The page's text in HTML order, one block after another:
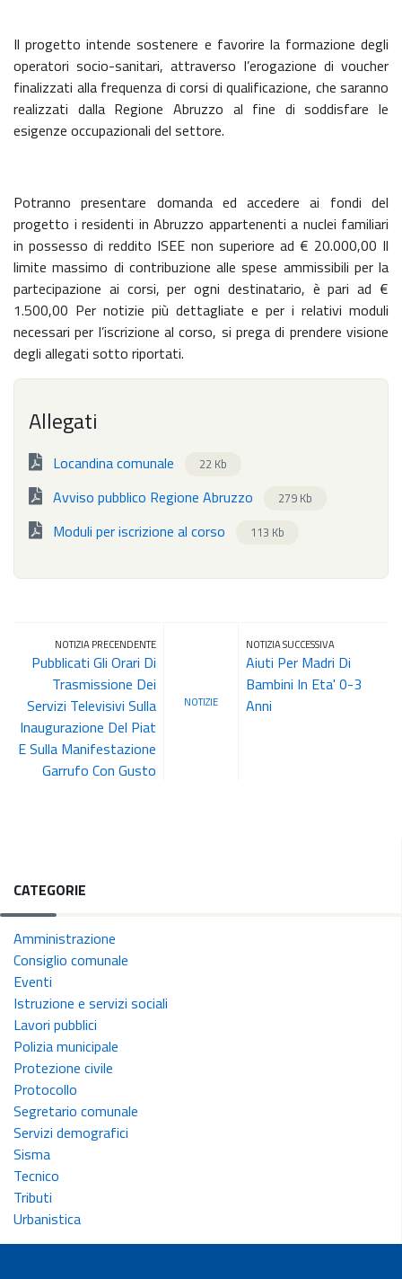
Il progetto intende sostenere e favorire la formazione degli
operatori socio-sanitari, attraverso l’erogazione di voucher
finalizzati alla frequenza di corsi di qualificazione, che saranno
realizzati dalla Regione Abruzzo al fine di soddisfare le
esigenze occupazionali del settore.
Potranno presentare domanda ed accedere ai fondi del
progetto i residenti in Abruzzo appartenenti a nuclei familiari
in possesso di reddito ISEE non superiore ad € 20.000,00 Il
limite massimo di contribuzione alle spese ammissibili per la
partecipazione ai corsi, per ogni destinatario, è pari ad €
1.500,00 Per notizie più dettagliate e per i relativi moduli
necessari per l’iscrizione al corso, si prega di prendere visione
degli allegati sotto riportati.
Allegati
Locandina comunale 22 Kb
Avviso pubblico Regione Abruzzo 279 Kb
Moduli per iscrizione al corso 113 Kb
NOTIZIA PRECENDENTE
Pubblicati Gli Orari Di
Trasmissione Dei
Servizi Televisivi Sulla
Inaugurazione Del Piat
E Sulla Manifestazione
Garrufo Con Gusto
NOTIZIE
NOTIZIA SUCCESSIVA
Aiuti Per Madri Di
Bambini In Eta' 0-3
Anni
CATEGORIE
Amministrazione
Consiglio comunale
Eventi
Istruzione e servizi sociali
Lavori pubblici
Polizia municipale
Protezione civile
Protocollo
Segretario comunale
Servizi demografici
Sisma
Tecnico
Tributi
Urbanistica